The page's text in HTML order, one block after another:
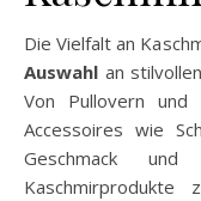
Die Vielfalt an
Auswahl an
Von Pullovern
Accessoires wie
Geschmack
Kaschmirprodukte